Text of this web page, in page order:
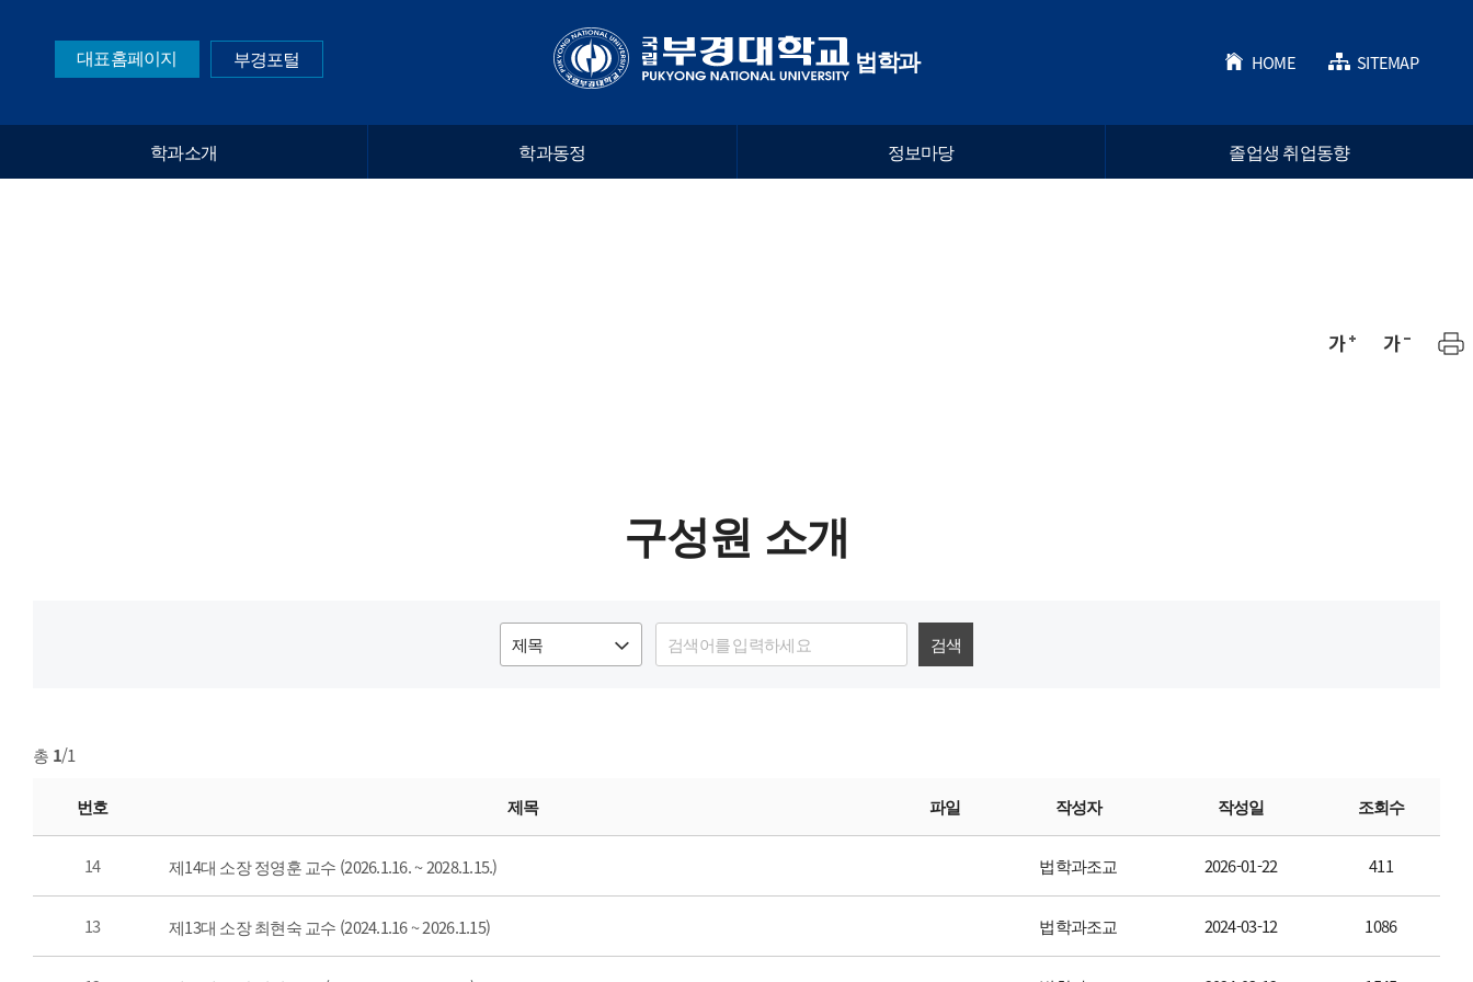
법학과
대표홈페이지 부경포털 HOME SITEMAP
학과소개 학과동정 정보마당 졸업생 취업동향
구성원 소개
검색
총 1/1
번호 제목 파일 작성자 작성일 조회수
14 제14대 소장 정영훈 교수 (2026.1.16. ~ 2028.1.15.) 법학과조교 2026-01-22 411
13 제13대 소장 최현숙 교수 (2024.1.16 ~ 2026.1.15) 법학과조교 2024-03-12 1086